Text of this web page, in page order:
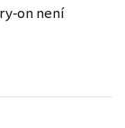
on není